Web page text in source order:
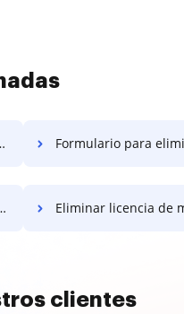
Formulario para eliminar
Eliminar licencia de marca
clientes